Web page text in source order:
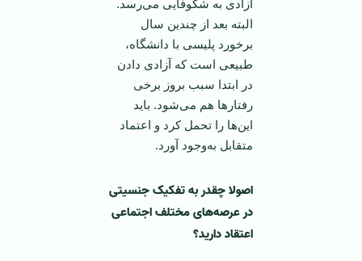
آزادی به شکوفایی می‌رسد.
البته بعد از چندین سال
برخورد پلیسی با دانشگاه،
طبیعی است که آزادی دادن
در ابتدا سبب بروز برخی
رفتارها هم می‌شود. باید
این‌ها را تحمل کرد و اعتماد
متقابل به‌وجود آورد.
اصولا چقدر به تفکیک جنسیتی
در عرصه‌های مختلف اجتماعی
اعتقاد دارید؟